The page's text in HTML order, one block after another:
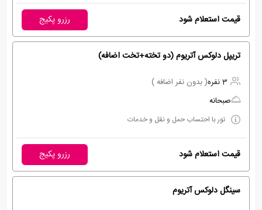
قیمت استعلام شود رزرو پکیج
تریپل دلوکس آتریوم (دو تخته+تخت اضافه)
3 نفره
( بدون نفر اضافه )
صبحانه
تور با احتساب حمل و نقل و خدمات
قیمت استعلام شود رزرو پکیج
سینگل دلوکس آتریوم